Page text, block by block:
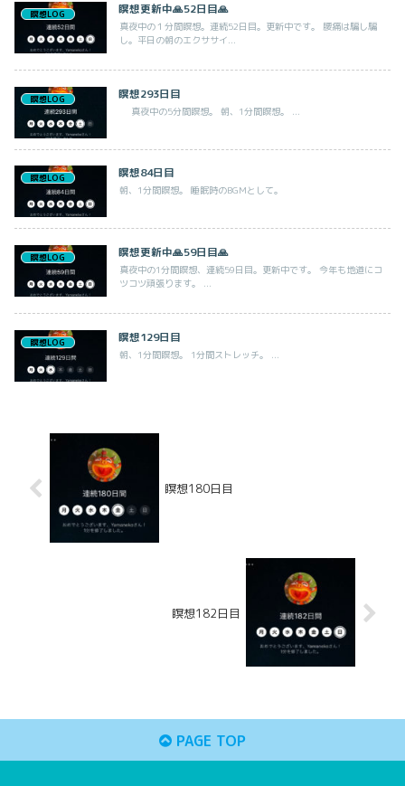
瞑想LOG 瞑想更新中🙏52日目🙏
真夜中の１分間瞑想。連続52日目。更新中です。 腰痛は騙し騙
し。平日の朝のエクササイ...
瞑想LOG 瞑想293日目
真夜中の5分間瞑想。 朝、1分間瞑想。 ...
瞑想LOG 瞑想84日目
朝、1分間瞑想。 睡眠時のBGMとして。
瞑想LOG 瞑想更新中🙏59日目🙏
真夜中の1分間瞑想、連続59日目。更新中です。 今年も地道にコ
ツコツ頑張ります。 ...
瞑想LOG 瞑想129日目
朝、1分間瞑想。 1分間ストレッチ。 ...
瞑想180日目
瞑想182日目
PAGE TOP